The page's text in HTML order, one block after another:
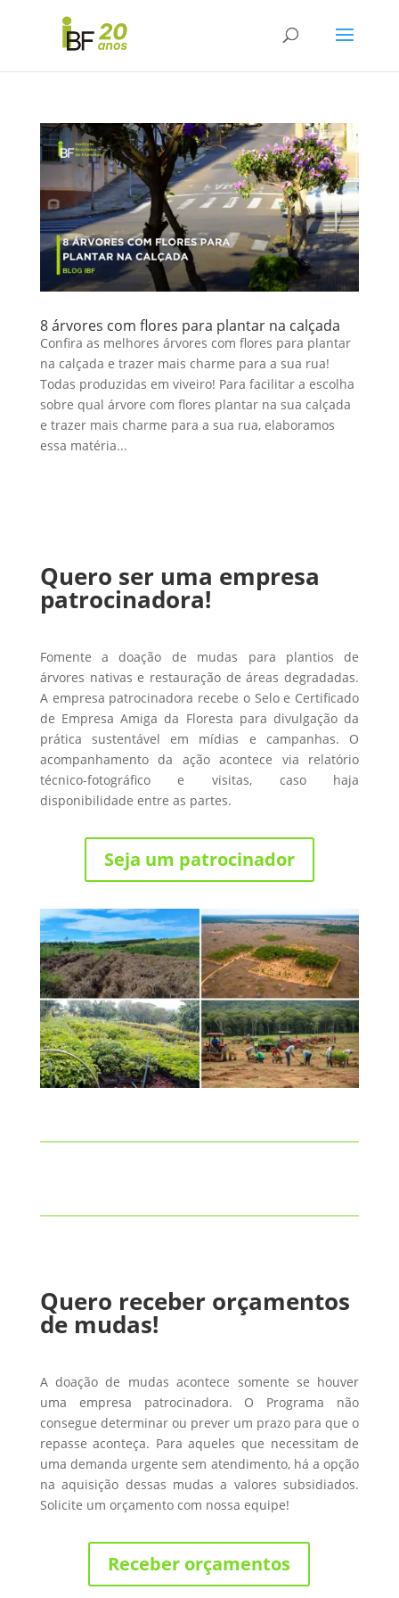
8 árvores com flores para plantar na calçada
Confira as melhores árvores com flores para plantar
na calçada e trazer mais charme para a sua rua!
Todas produzidas em viveiro! Para facilitar a escolha
sobre qual árvore com flores plantar na sua calçada
e trazer mais charme para a sua rua, elaboramos
essa matéria...
Quero ser uma empresa
patrocinadora!
Fomente a doação de mudas para plantios de
árvores nativas e restauração de áreas degradadas.
A empresa patrocinadora recebe o Selo e Certificado
de Empresa Amiga da Floresta para divulgação da
prática sustentável em mídias e campanhas. O
acompanhamento da ação acontece via relatório
técnico-fotográfico e visitas, caso haja
disponibilidade entre as partes.
Seja um patrocinador
Quero receber orçamentos
de mudas!
A doação de mudas acontece somente se houver
uma empresa patrocinadora. O Programa não
consegue determinar ou prever um prazo para que o
repasse aconteça. Para aqueles que necessitam de
uma demanda urgente sem atendimento, há a opção
na aquisição dessas mudas a valores subsidiados.
Solicite um orçamento com nossa equipe!
Receber orçamentos